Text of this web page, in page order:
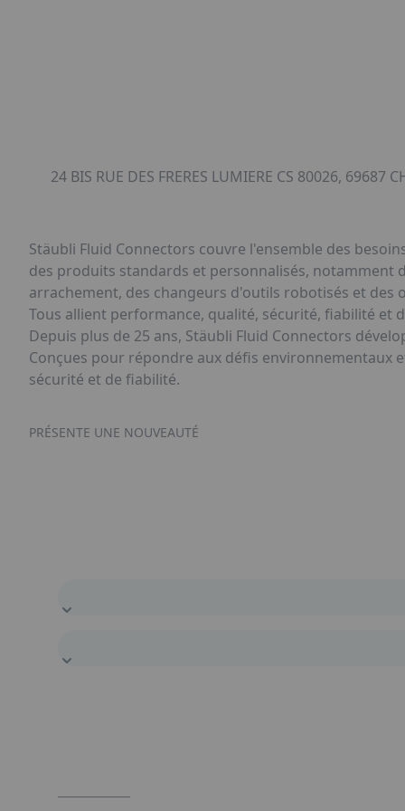
24 BIS RUE DES FRERES LUMIERE CS 80026, 69687
Stäubli Fluid Connectors couvre l'ensemble des
des produits standards et personnalisés, notamment
arrachement, des changeurs d'outils robotisés et des
Tous allient performance, qualité, sécurité, fiabilité et
Depuis plus de 25 ans, Stäubli Fluid Connectors
Conçues pour répondre aux défis environnementaux
sécurité et de fiabilité.
PRÉSENTE UNE NOUVEAUTÉ